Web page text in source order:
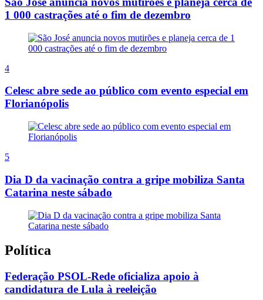
1 000 castrações até o fim de dezembro
4
Celesc abre sede ao público com evento especial em
Florianópolis
5
Dia D da vacinação contra a gripe mobiliza Santa
Catarina neste sábado
Política
Federação PSOL-Rede oficializa apoio à
candidatura de Lula à reeleição